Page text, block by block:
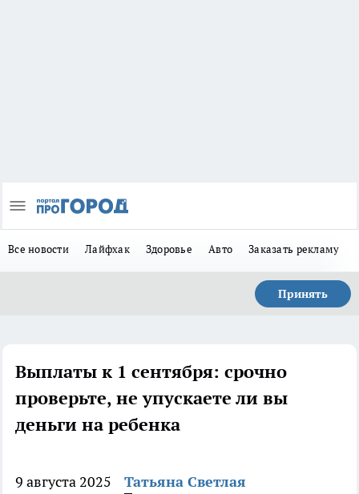
Все новости Лайфхак Здоровье Авто Заказать рекламу
Принять
Выплаты к 1 сентября: срочно
проверьте, не упускаете ли вы
деньги на ребенка
9 августа 2025
Татьяна Светлая